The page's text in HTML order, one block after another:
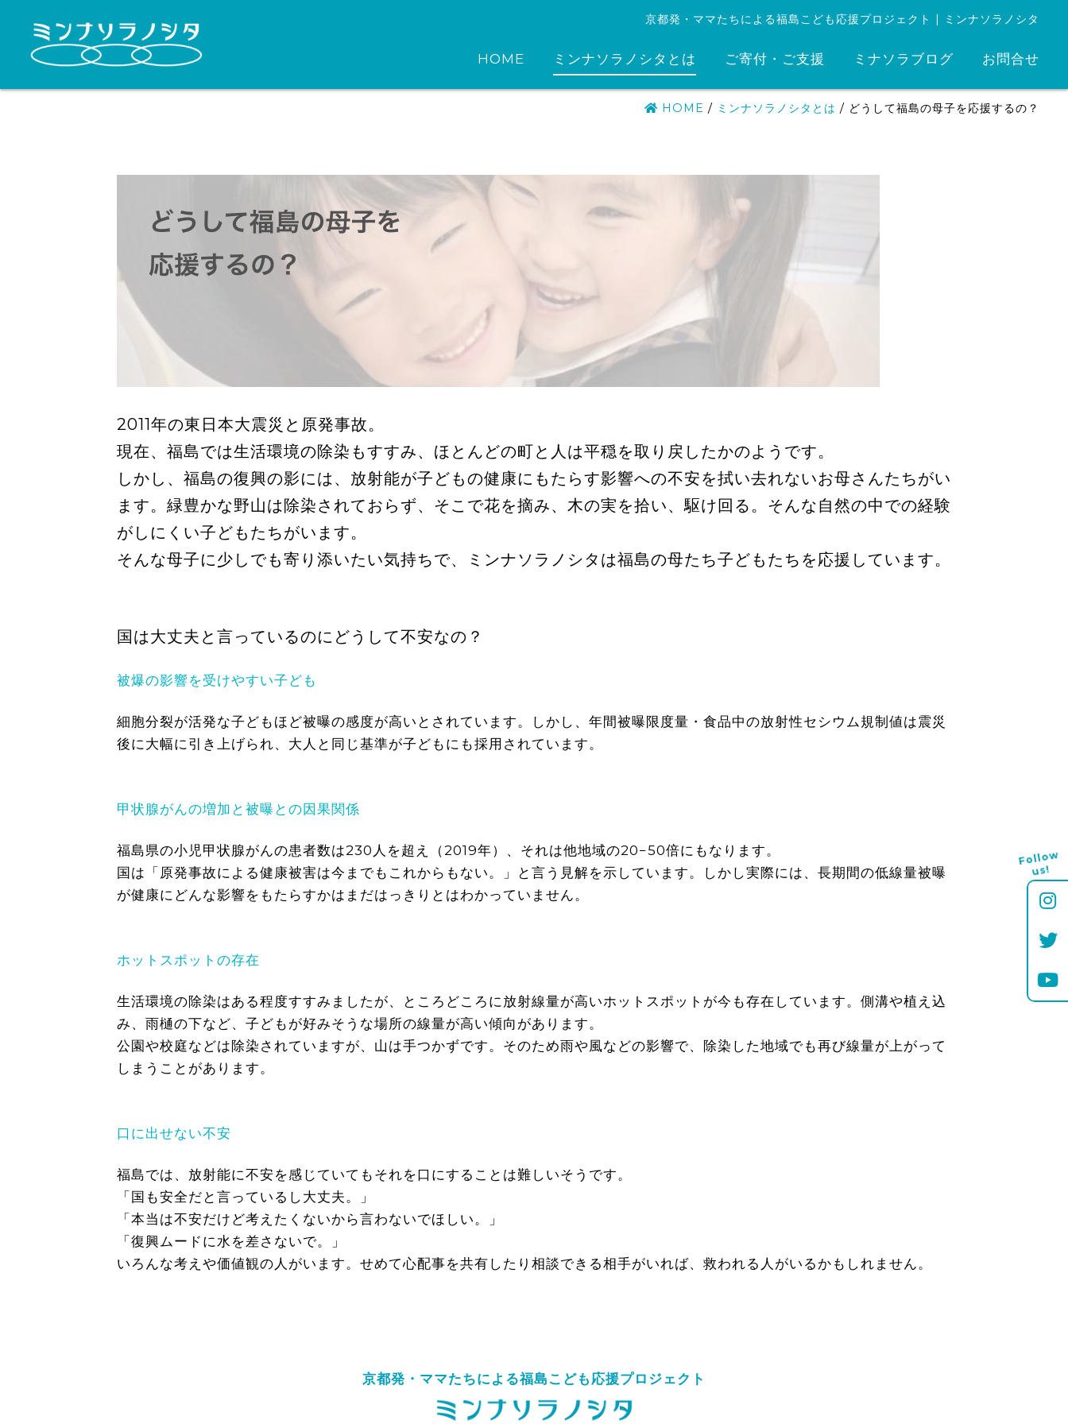
京都発・ママたちによる福島こども応援プロジェクト | ミンナソラノシタ
HOME ミンナソラノシタとは ご寄付・ご支援 ミナソラブログ お問合せ
Follo
w
us!
HOME / ミンナソラノシタとは / どうして福島の母子を応援するの？
2011年の東日本大震災と原発事故。
現在、福島では生活環境の除染もすすみ、ほとんどの町と人は平穏を取り戻したかのようです。
しかし、福島の復興の影には、放射能が子どもの健康にもたらす影響への不安を拭い去れないお母さんたちがい
ます。緑豊かな野山は除染されておらず、そこで花を摘み、木の実を拾い、駆け回る。そんな自然の中での経験
がしにくい子どもたちがいます。
そんな母子に少しでも寄り添いたい気持ちで、ミンナソラノシタは福島の母たち子どもたちを応援しています。
国は大丈夫と言っているのにどうして不安なの？
被爆の影響を受けやすい子ども
細胞分裂が活発な子どもほど被曝の感度が高いとされています。しかし、年間被曝限度量・食品中の放射性セシウム規制値は震災
後に大幅に引き上げられ、大人と同じ基準が子どもにも採用されています。
甲状腺がんの増加と被曝との因果関係
福島県の小児甲状腺がんの患者数は230人を超え（2019年）、それは他地域の20−50倍にもなります。
国は「原発事故による健康被害は今までもこれからもない。」と言う見解を示しています。しかし実際には、長期間の低線量被曝
が健康にどんな影響をもたらすかはまだはっきりとはわかっていません。
ホットスポットの存在
生活環境の除染はある程度すすみましたが、ところどころに放射線量が高いホットスポットが今も存在しています。側溝や植え込
み、雨樋の下など、子どもが好みそうな場所の線量が高い傾向があります。
公園や校庭などは除染されていますが、山は手つかずです。そのため雨や風などの影響で、除染した地域でも再び線量が上がって
しまうことがあります。
口に出せない不安
福島では、放射能に不安を感じていてもそれを口にすることは難しいそうです。
「国も安全だと言っているし大丈夫。」
「本当は不安だけど考えたくないから言わないでほしい。」
「復興ムードに水を差さないで。」
いろんな考えや価値観の人がいます。せめて心配事を共有したり相談できる相手がいれば、救われる人がいるかもしれません。
京都発・ママたちによる福島こども応援プロジェクト